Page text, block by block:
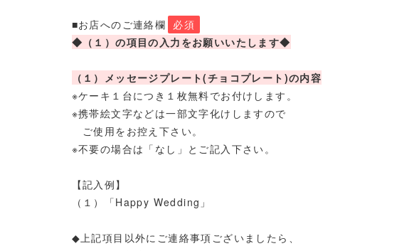
■お店へのご連絡欄 必須
◆（１）の項目の入力をお願いいたします◆
（１）メッセージプレート(チョコプレート)の内容
※ケーキ１台につき１枚無料でお付けします。
※携帯絵文字などは一部文字化けしますので
ご使用をお控え下さい。
※不要の場合は「なし」とご記入下さい。
【記入例】
（１）「Happy Wedding」
◆上記項目以外にご連絡事項ございましたら、